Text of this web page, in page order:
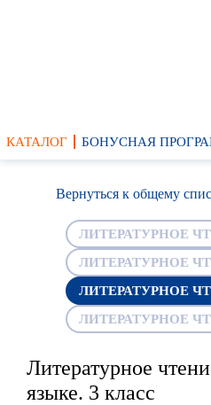
КАТАЛОГ БОНУСНАЯ
Вернуться к общему
ЛИТЕРАТУРНОЕ
ЛИТЕРАТУРНОЕ
ЛИТЕРАТУРНОЕ
ЛИТЕРАТУРНОЕ
Литературное
языке. 3 класс